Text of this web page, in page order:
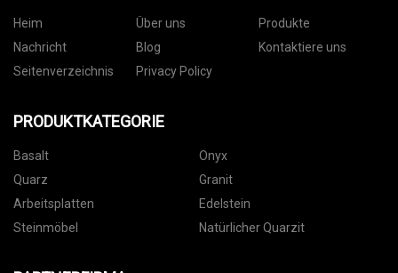
Heim Über uns
Produkte
Nachricht
Blog
Kontaktiere uns
Seitenverzeichnis
Privacy Policy
PRODUKTKATEGORIE
Basalt
Onyx
Quarz
Granit
Arbeitsplatten
Edelstein
Steinmöbel
Natürlicher Quarzit